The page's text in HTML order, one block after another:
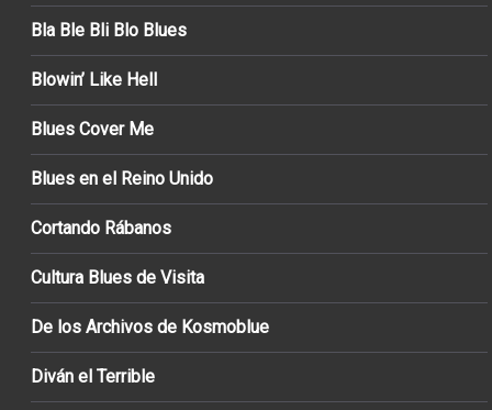
Bla Ble Bli Blo Blues
Blowin’ Like Hell
Blues Cover Me
Blues en el Reino Unido
Cortando Rábanos
Cultura Blues de Visita
De los Archivos de Kosmoblue
Diván el Terrible